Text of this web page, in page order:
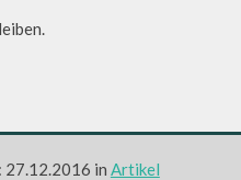
in Artikel